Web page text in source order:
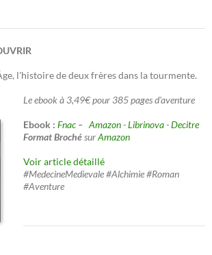
l'histoire de deux frères dans la tourmente.
Le ebook à 3,49€ pour 385 pages d'aventure
Ebook : Fnac – Amazon-Librinova-Decitre
Format BrochésurAmazon
Voir article détaillé
#MedecineMedievale #Alchimie #Roman
#Aventure